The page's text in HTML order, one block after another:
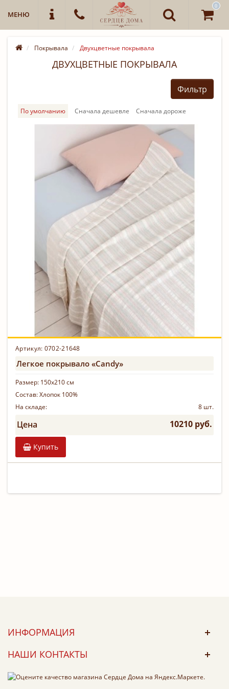
МЕНЮ
0
Покрывала Двухцветные покрывала
ДВУХЦВЕТНЫЕ ПОКРЫВАЛА
Фильтр
По умолчанию Cначала дешевле Cначала дороже
Артикул: 0702-21648
Легкое покрывало «Candy»
Размер: 150х210 см
Состав:Хлопок 100%
На складе:
8 шт.
Цена 10210 руб.
Купить
ИНФОРМАЦИЯ
НАШИ КОНТАКТЫ